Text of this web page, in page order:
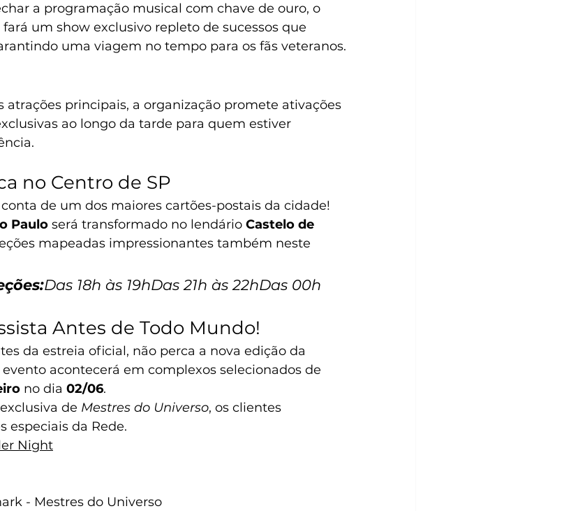
a programação musical com chave de ouro, o
fará um show exclusivo repleto de sucessos que
uma viagem no tempo para os fãs veteranos.
atrações principais, a organização promete ativações
ao longo da tarde para quem estiver
no Centro de SP
de um dos maiores cartões-postais da cidade!
Paulo será transformado no lendário Castelo de
mapeadas impressionantes também neste
Das 18h às 19hDas 21h às 22hDas 00h
Antes de Todo Mundo!
da estreia oficial, não perca a nova edição da
evento acontecerá em complexos selecionados de
no dia 02/06.
de Mestres do Universo, os clientes
especiais da Rede.
Night
- Mestres do Universo